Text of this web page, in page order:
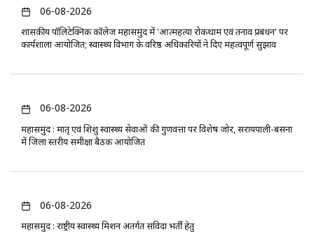
06-08-2026
​शासकीय पॉलिटेक्निक कॉलेज महासमुंद में 'आत्महत्या रोकथाम एवं तनाव प्रबंधन' पर
कार्यशाला आयोजित; स्वास्थ्य विभाग के वरिष्ठ अधिकारियों ने दिए महत्वपूर्ण सुझाव
06-08-2026
महासमुंद : मातृ एवं शिशु स्वास्थ्य सेवाओं की गुणवत्ता पर विशेष जोर, सरायपाली-बसना
में जिला स्तरीय समीक्षा बैठक आयोजित
06-08-2026
महासमुंद : राष्ट्रीय स्वास्थ्य मिशन अंतर्गत संविदा भर्ती हेतु